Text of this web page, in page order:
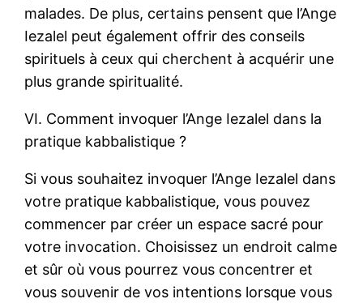
malades. De plus, certains pensent que l’Ange
Iezalel peut également offrir des conseils
spirituels à ceux qui cherchent à acquérir une
plus grande spiritualité.
VI. Comment invoquer l’Ange Iezalel dans la
pratique kabbalistique ?
Si vous souhaitez invoquer l’Ange Iezalel dans
votre pratique kabbalistique, vous pouvez
commencer par créer un espace sacré pour
votre invocation. Choisissez un endroit calme
et sûr où vous pourrez vous concentrer et
vous souvenir de vos intentions lorsque vous